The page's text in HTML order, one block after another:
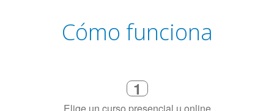
Cómo funciona
Elige un curso presencial u online